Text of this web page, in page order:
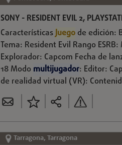
SONY - RESIDENT EVIL 2,
CaracterísticasJuego de edición:
Tema: Resident Evil Rango
Explorador: Capcom Fecha de
18 Modo multijugador: Editor:
de realidad virtual (VR):
Tarragona, Tarragona